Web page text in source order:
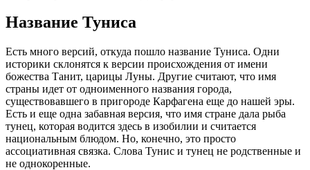
Название Туниса
Есть много версий, откуда пошло название Туниса. Одни
историки склонятся к версии происхождения от имени
божества Танит, царицы Луны. Другие считают, что имя
страны идет от одноименного названия города,
существовавшего в пригороде Карфагена еще до нашей эры.
Есть и еще одна забавная версия, что имя стране дала рыба
тунец, которая водится здесь в изобилии и считается
национальным блюдом. Но, конечно, это просто
ассоциативная связка. Слова Тунис и тунец не родственные и
не однокоренные.